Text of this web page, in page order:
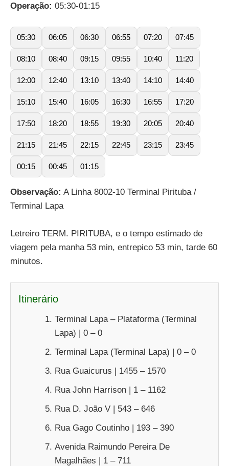
Operação: 05:30-01:15
05:30 06:05 06:30 06:55 07:20 07:45
08:10 08:40 09:15 09:55 10:40 11:20
12:00 12:40 13:10 13:40 14:10 14:40
15:10 15:40 16:05 16:30 16:55 17:20
17:50 18:20 18:55 19:30 20:05 20:40
21:15 21:45 22:15 22:45 23:15 23:45
00:15 00:45 01:15
Observação: A Linha 8002-10 Terminal Pirituba /
Terminal Lapa
Letreiro TERM. PIRITUBA, e o tempo estimado de
viagem pela manha 53 min, entrepico 53 min, tarde 60
minutos.
Itinerário
Terminal Lapa – Plataforma (Terminal
Lapa) | 0 – 0
Terminal Lapa (Terminal Lapa) | 0 – 0
Rua Guaicurus | 1455 – 1570
Rua John Harrison | 1 – 1162
Rua D. João V | 543 – 646
Rua Gago Coutinho | 193 – 390
Avenida Raimundo Pereira De
Magalhães | 1 – 711